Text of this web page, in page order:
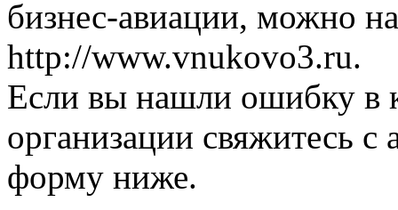
бизнес-авиации, можно
http://www.vnukovo3.ru.
Если вы нашли ошибку в
организации свяжитесь
форму ниже.